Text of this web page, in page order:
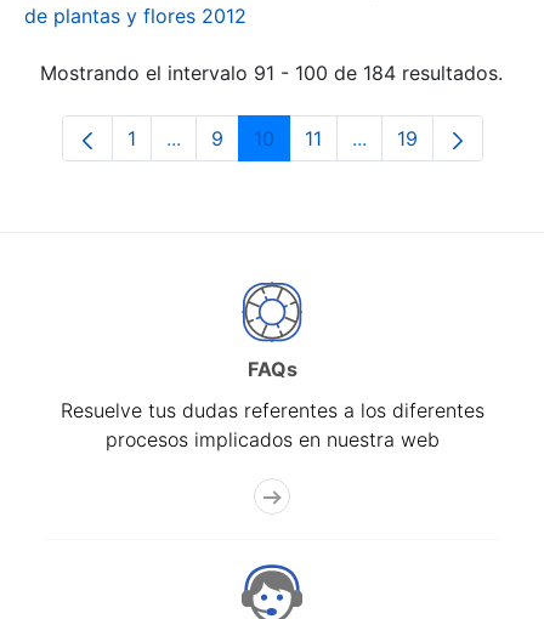
de plantas y flores 2012
Mostrando el intervalo 91 - 100 de 184 resultados.
Página
1 ...Páginas intermedias Use TAB para
Página
9 Página
10 Página
11 ...PáginasPágina
19
FAQs
Resuelve tus dudas referentes a los diferentes
procesos implicados en nuestra web